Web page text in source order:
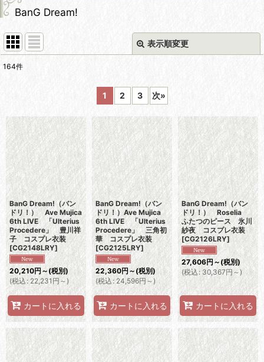
BanG Dream!
表示順変更
絞り込む
164件
1 2 3 次»
BanG Dream!（バン
ドリ！） Ave Mujica
6th LIVE 「Ulterius
Procedere」 豊川祥
子 コスプレ衣装
[CG2148LRY]
20,210円～(税別)
(税込: 22,231円～ )
カートに入れる
BanG Dream!（バン
ドリ！）Ave Mujica
6th LIVE 「Ulterius
Procedere」 三角初
華 コスプレ衣装
[CG2125LRY]
22,360円～(税別)
(税込: 24,596円～)
カートに入れる
BanG Dream!（バン
ドリ！） Roselia
ふたつのピース 氷川
紗夜 コスプレ衣装
[CG2126LRY]
27,606円～ (税別)
(税込: 30,367円～)
カートに入れる